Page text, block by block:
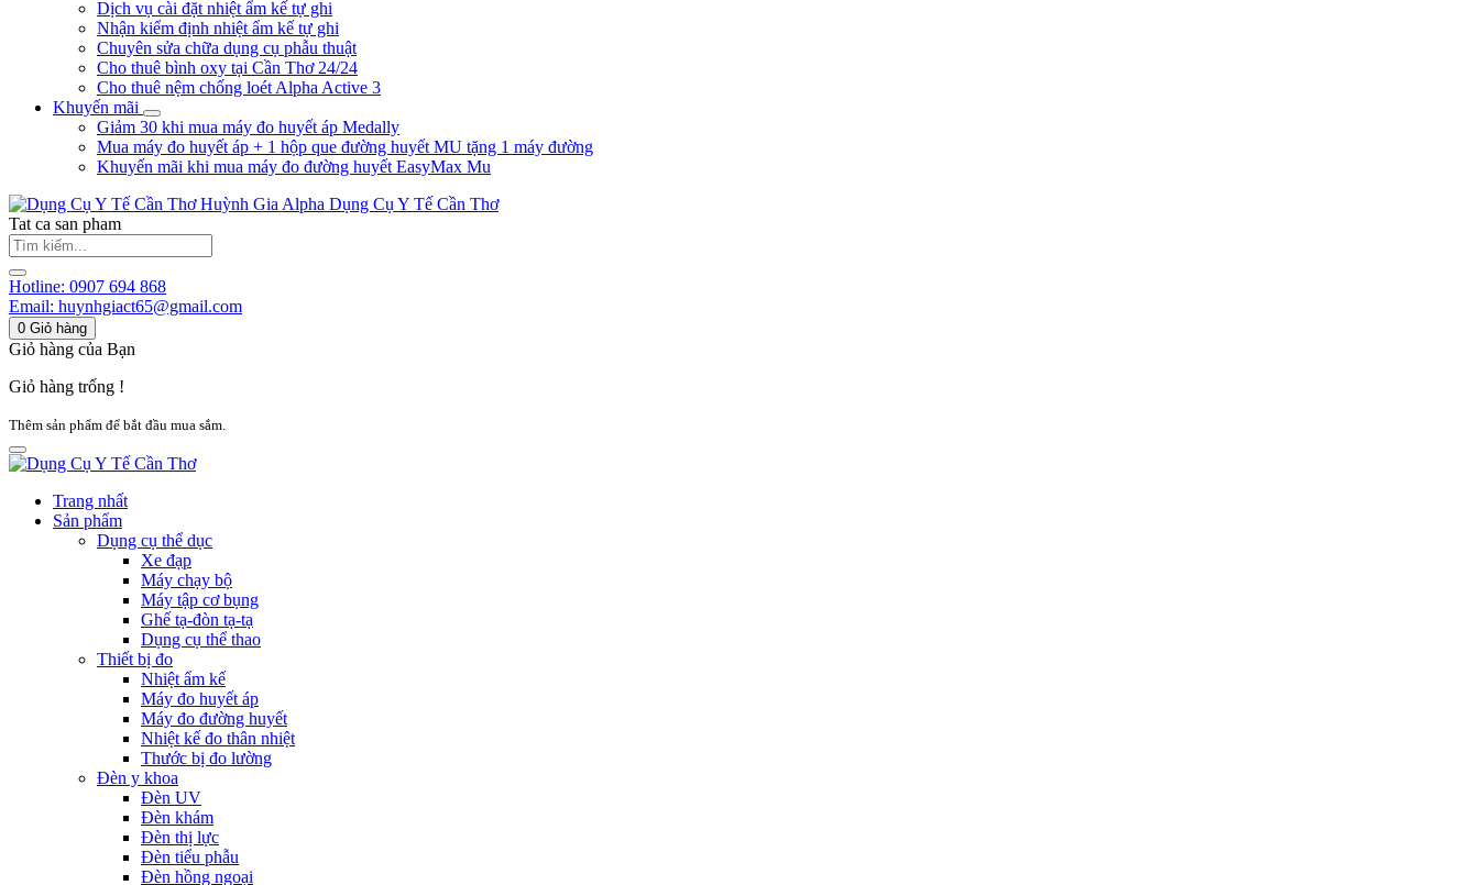
Dịch vụ cài đặt nhiệt ẩm kế tự ghi
Nhận kiểm định nhiệt ẩm kế tự ghi
Chuyên sửa chữa dụng cụ phẫu thuật
Cho thuê bình oxy tại Cần Thơ 24/24
Cho thuê nệm chống loét Alpha Active 3
Khuyến mãi
Giảm 30 khi mua máy đo huyết áp Medally
Mua máy đo huyết áp + 1 hộp que đường huyết MU tặng 1 máy đường
Khuyến mãi khi mua máy đo đường huyết EasyMax Mu
Huỳnh Gia Alpha Dụng Cụ Y Tế Cần Thơ
Tat ca san pham
Hotline: 0907 694 868
Email: huynhgiact65@gmail.com
0 Giỏ hàng
Giỏ hàng của Bạn
Giỏ hàng trống !
Thêm sản phẩm để bắt đầu mua sắm.
Trang nhất
Sản phẩm
Dụng cụ thể dục
Xe đạp
Máy chạy bộ
Máy tập cơ bụng
Ghế tạ-đòn tạ-tạ
Dụng cụ thể thao
Thiết bị đo
Nhiệt ẩm kế
Máy đo huyết áp
Máy đo đường huyết
Nhiệt kế đo thân nhiệt
Thước bị đo lường
Đèn y khoa
Đèn UV
Đèn khám
Đèn thị lực
Đèn tiểu phẫu
Đèn hồng ngoại